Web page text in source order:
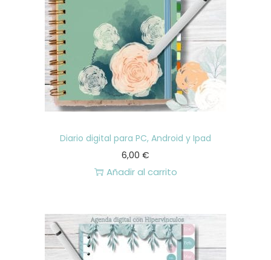
Diario digital para PC, Android y Ipad
6,00 €
Añadir al carrito